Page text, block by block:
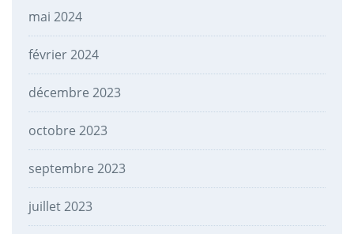
mai 2024
février 2024
décembre 2023
octobre 2023
septembre 2023
juillet 2023